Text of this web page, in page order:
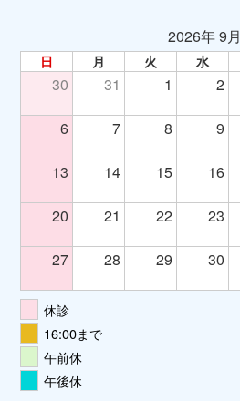
2026年 9月
日 月 火 水
30 31 1 2
6 7 8 9
13 14 15 16
20 21 22 23
27 28 29 30
休診
16:00まで
午前休
午後休